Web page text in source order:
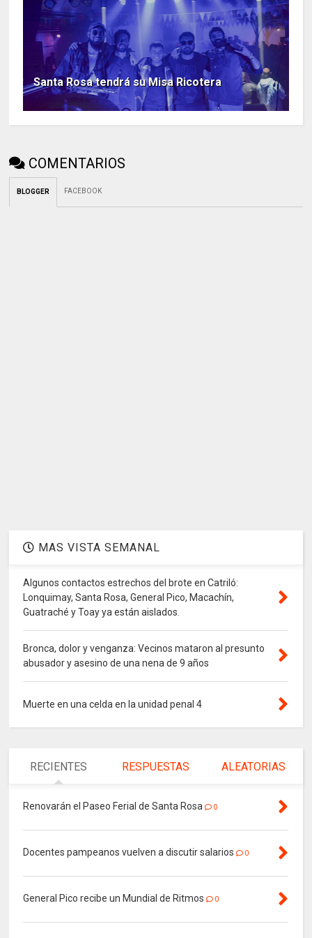
Santa Rosa tendrá su Misa Ricotera
COMENTARIOS
BLOGGER FACEBOOK
MAS VISTA SEMANAL
Algunos contactos estrechos del brote en Catriló:
Lonquimay, Santa Rosa, General Pico, Macachín,
Guatraché y Toay ya están aislados.
Bronca, dolor y venganza: Vecinos mataron al presunto
abusador y asesino de una nena de 9 años
Muerte en una celda en la unidad penal 4
RECIENTES RESPUESTAS ALEATORIAS
Renovarán el Paseo Ferial de Santa Rosa 0
Docentes pampeanos vuelven a discutir salarios 0
General Pico recibe un Mundial de Ritmos 0